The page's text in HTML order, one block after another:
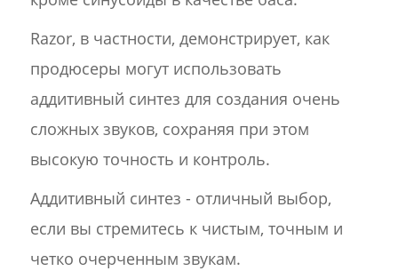
Razor, в частности, демонстрирует, как
продюсеры могут использовать
аддитивный синтез для создания очень
сложных звуков, сохраняя при этом
высокую точность и контроль.
Аддитивный синтез - отличный выбор,
если вы стремитесь к чистым, точным и
четко очерченным звукам.